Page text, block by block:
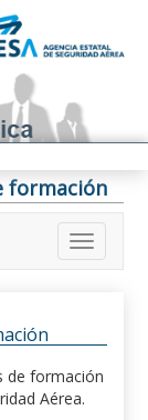
formación
de formación
Aérea.